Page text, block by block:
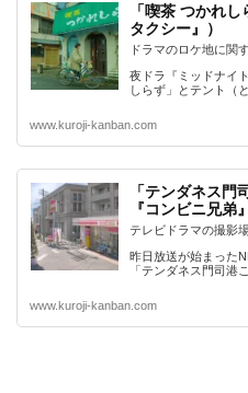
「喫茶 つかれ
タクシー』）
ドラマのロケ地に関
夜ドラ『ミッドナイ
しらず」とテント（
www.kuroji-kanban.com
「テンダネス
『コンビニ兄弟
テレビドラマの撮影
昨日放送が始まった
「テンダネス門司港
www.kuroji-kanban.com